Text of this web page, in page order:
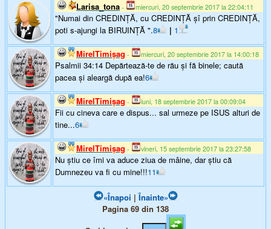
Larisa_tona - miercuri, 20 septembrie 2017 la 22:04:11
"Numai din CREDINȚĂ, cu CREDINȚĂ șî prin CREDINȚĂ,
poti s-ajungi la BIRUINȚĂ ".8 | 1
MirelTimişag - miercuri, 20 septembrie 2017 la 14:00:18
Psalmii 34:14 Depărtează-te de rău şi fă binele; caută
pacea şi aleargă după ea!6
MirelTimişag - luni, 18 septembrie 2017 la 00:09:04
Fii cu cineva care e dispus... sal urmeze pe ISUS alturi de
tine...6
MirelTimişag - vineri, 15 septembrie 2017 la 23:27:58
Nu ştiu ce îmi va aduce ziua de mâine, dar ştiu că
Dumnezeu va fi cu mine!!!11
«Înapoi |Înainte»
Pagina 69 din 138